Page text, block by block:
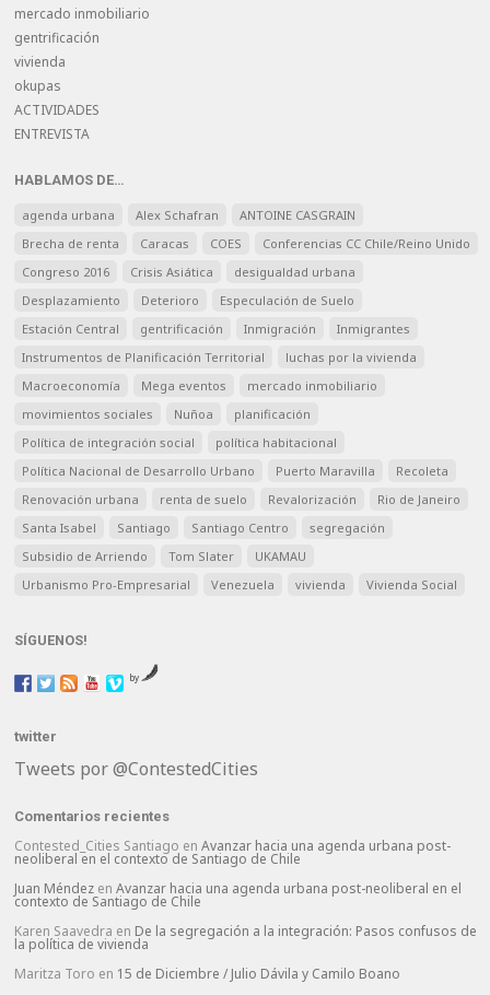
mercado inmobiliario
gentrificación
vivienda
okupas
ACTIVIDADES
ENTREVISTA
HABLAMOS DE…
agenda urbana Alex Schafran
ANTOINE CASGRAIN
Brecha de renta
Caracas COES
Conferencias CC Chile/Reino Unido
Congreso 2016
Crisis Asiática
desigualdad urbana
Desplazamiento
Deterioro
Especulación de Suelo
Estación Central
gentrificación Inmigración
Inmigrantes
Instrumentos de Planificación Territorial
luchas por la vivienda
Macroeconomía
Mega eventos
mercado inmobiliario
movimientos sociales
Nuñoa
planificación
Política de integración social
política habitacional
Política Nacional de Desarrollo Urbano
Puerto Maravilla
Recoleta
Renovación urbana
renta de suelo Revalorización
Rio de Janeiro
Santa Isabel
Santiago Santiago Centro
segregación
Subsidio de Arriendo
Tom Slater
UKAMAU
Urbanismo Pro-Empresarial
Venezuela vivienda Vivienda Social
SÍGUENOS!
by
twitter
Tweets por @ContestedCities
Comentarios recientes
Contested_Cities Santiago enAvanzar hacia una agenda urbana post-
neoliberal en el contexto de Santiago de Chile
Juan Méndez enAvanzar hacia una agenda urbana post-neoliberal en el
contexto de Santiago de Chile
Karen Saavedra en De la segregación a la integración: Pasos confusos de
la política de vivienda
Maritza Toro en 15 de Diciembre / Julio Dávila y Camilo Boano